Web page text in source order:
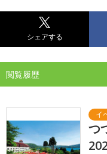
シェアする
閲覧履歴
つ